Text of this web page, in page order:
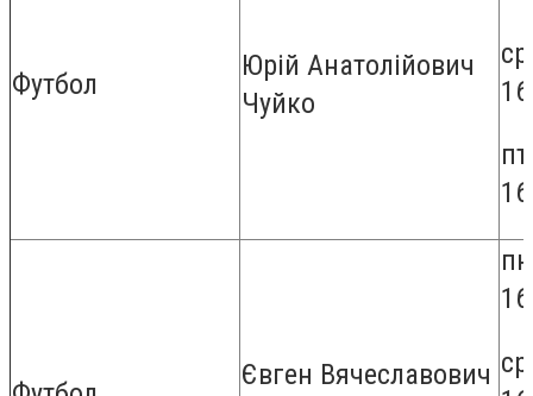
Футбол
Юрій Анатолійович
Чуйко
Євген Вячеславович